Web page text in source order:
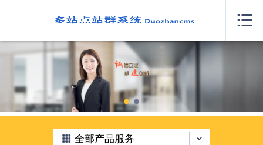
关于我们
案例展示
产品服务
新闻中心

全部产品服务